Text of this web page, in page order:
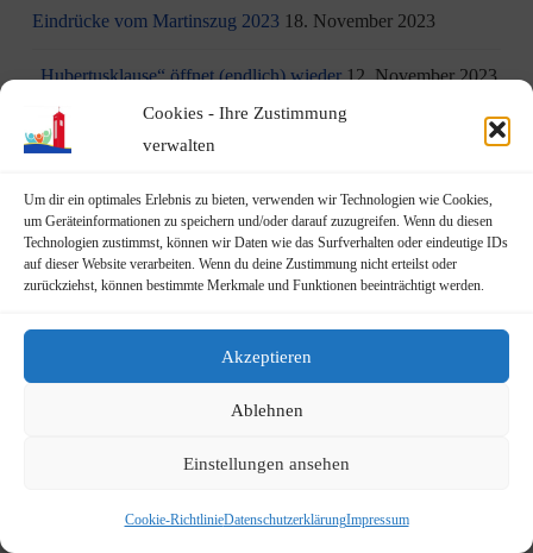
Cookies - Ihre Zustimmung
verwalten
Um dir ein optimales Erlebnis zu bieten, verwenden wir Technologien wie Cookies,
um Geräteinformationen zu speichern und/oder darauf zuzugreifen. Wenn du diesen
Technologien zustimmst, können wir Daten wie das Surfverhalten oder eindeutige IDs
auf dieser Website verarbeiten. Wenn du deine Zustimmung nicht erteilst oder
zurückziehst, können bestimmte Merkmale und Funktionen beeinträchtigt werden.
Akzeptieren
Ablehnen
Einstellungen ansehen
Cookie-RichtlinieDatenschutzerklärungImpressum
Eindrücke vom Martinszug 2023 18. November 2023
„Hubertusklause“ öffnet (endlich) wieder 12. November 2023
Malwettbewerb für Kinder
JUgendZEntrum Haus Michael 9. November 2023
DRK Blutspende am Mittwoch, den 22.11.2023 in Vilich
(Haus der Begegnung St. Peter Vilich) 8. November 2023
3. November 2023
19.10.2023: Rundgang durch Geislar mit Vertretern der FDP
Vertreter:innen der FDP (Kreisverband Bonn)